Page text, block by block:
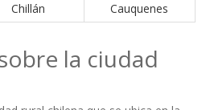
Chillán Cauquenes
la ciudad